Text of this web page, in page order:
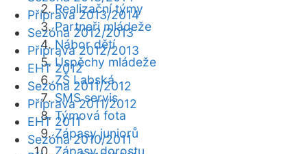
Realizační týmy
Partneři mládeže
Nábor dětí
Úspěchy mládeže
ZŠ Labská
SMS servis
Týmová fota
Zápasy juniorů
Zápasy dorostu
Příprava 2013/2014
Sezóna 2012/2013
Příprava 2012/2013
EHT 2012
Sezóna 2011/2012
Příprava 2011/2012
EHT 2011
Sezóna 2010/2011